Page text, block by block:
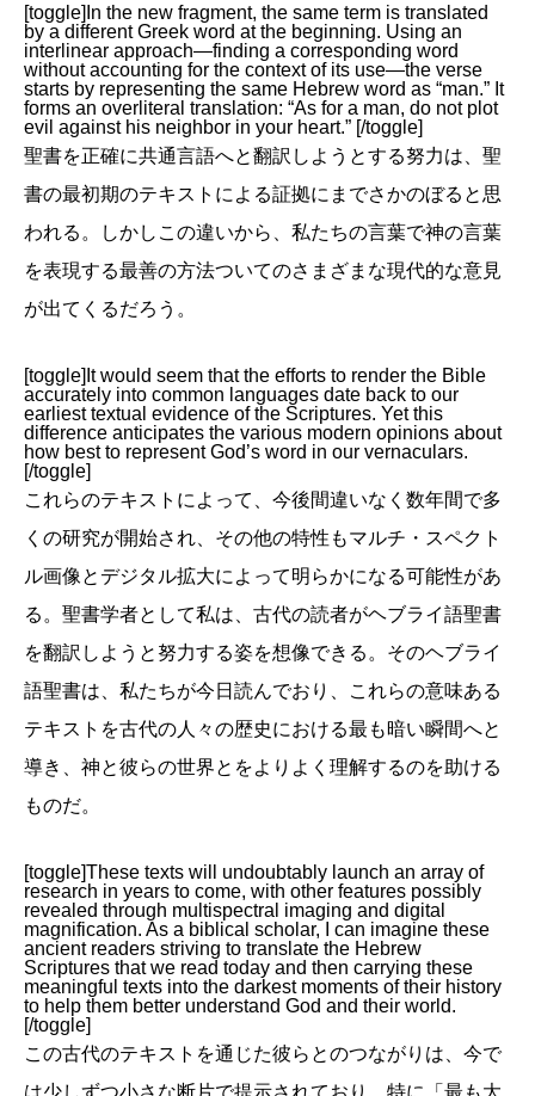
[toggle]In the new fragment, the same term is translated
by a different Greek word at the beginning. Using an
interlinear approach—finding a corresponding word
without accounting for the context of its use—the verse
starts by representing the same Hebrew word as “man.” It
forms an overliteral translation: “As for a man, do not plot
evil against his neighbor in your heart.” [/toggle]
聖書を正確に共通言語へと翻訳しようとする努力は、聖
書の最初期のテキストによる証拠にまでさかのぼると思
われる。しかしこの違いから、私たちの言葉で神の言葉
を表現する最善の方法ついてのさまざまな現代的な意見
が出てくるだろう。
[toggle]It would seem that the efforts to render the Bible
accurately into common languages date back to our
earliest textual evidence of the Scriptures. Yet this
difference anticipates the various modern opinions about
how best to represent God’s word in our vernaculars.
[/toggle]
これらのテキストによって、今後間違いなく数年間で多
くの研究が開始され、その他の特性もマルチ・スペクト
ル画像とデジタル拡大によって明らかになる可能性があ
る。聖書学者として私は、古代の読者がヘブライ語聖書
を翻訳しようと努力する姿を想像できる。そのヘブライ
語聖書は、私たちが今日読んでおり、これらの意味ある
テキストを古代の人々の歴史における最も暗い瞬間へと
導き、神と彼らの世界とをよりよく理解するのを助ける
ものだ。
[toggle]These texts will undoubtably launch an array of
research in years to come, with other features possibly
revealed through multispectral imaging and digital
magnification. As a biblical scholar, I can imagine these
ancient readers striving to translate the Hebrew
Scriptures that we read today and then carrying these
meaningful texts into the darkest moments of their history
to help them better understand God and their world.
[/toggle]
この古代のテキストを通じた彼らとのつながりは、今で
は少しずつ小さな断片で提示されており、特に「最も大